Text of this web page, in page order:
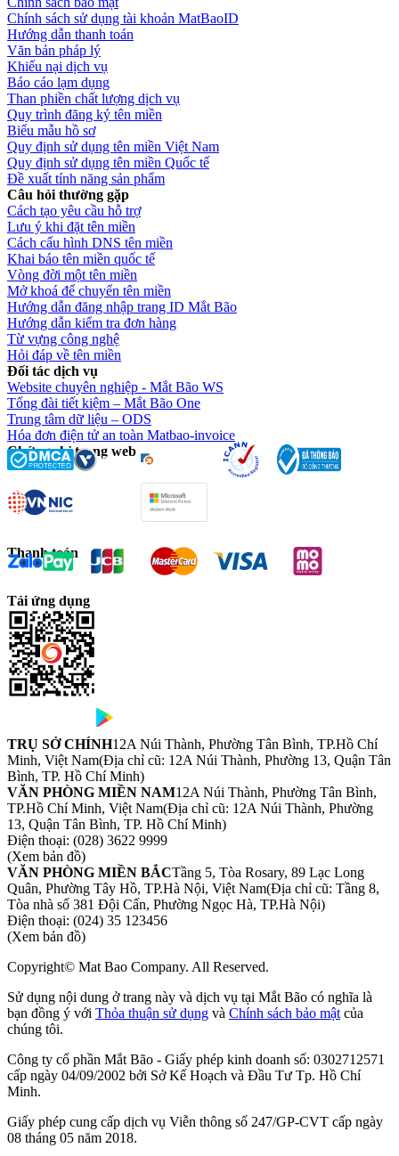
Chính sách sử dụng tài khoản MatBaoID
Hướng dẫn thanh toán
Văn bản pháp lý
Khiếu nại dịch vụ
Báo cáo lạm dụng
Than phiền chất lượng dịch vụ
Quy trình đăng ký tên miền
Biểu mẫu hồ sơ
Quy định sử dụng tên miền Việt Nam
Quy định sử dụng tên miền Quốc tế
Đề xuất tính năng sản phẩm
Câu hỏi thường gặp
Cách tạo yêu cầu hỗ trợ
Lưu ý khi đặt tên miền
Cách cấu hình DNS tên miền
Khai báo tên miền quốc tế
Vòng đời một tên miền
Mở khoá để chuyển tên miền
Hướng dẫn đăng nhập trang ID Mắt Bão
Hướng dẫn kiểm tra đơn hàng
Từ vựng công nghệ
Hỏi đáp về tên miền
Đối tác dịch vụ
Website chuyên nghiệp - Mắt Bão WS
Tổng đài tiết kiệm – Mắt Bão One
Trung tâm dữ liệu – ODS
Hóa đơn điện tử an toàn Matbao-invoice
Chứng chỉ trang web
Thanh toán
Tải ứng dụng
TRỤ SỞ CHÍNH12A Núi Thành, Phường Tân Bình, TP.Hồ Chí
Minh, Việt Nam(Địa chỉ cũ: 12A Núi Thành, Phường 13, Quận Tân
Bình, TP. Hồ Chí Minh)
VĂN PHÒNG MIỀN NAM12A Núi Thành, Phường Tân Bình,
TP.Hồ Chí Minh, Việt Nam(Địa chỉ cũ: 12A Núi Thành, Phường
13, Quận Tân Bình, TP. Hồ Chí Minh)
Điện thoại: (028) 3622 9999
(Xem bản đồ)
VĂN PHÒNG MIỀN BẮCTầng 5, Tòa Rosary, 89 Lạc Long
Quân, Phường Tây Hồ, TP.Hà Nội, Việt Nam(Địa chỉ cũ: Tầng 8,
Tòa nhà số 381 Đội Cấn, Phường Ngọc Hà, TP.Hà Nội)
Điện thoại: (024) 35 123456
(Xem bản đồ)
Copyright© Mat Bao Company. All Reserved.
Sử dụng nội dung ở trang này và dịch vụ tại Mắt Bão có nghĩa là
bạn đồng ý với Thỏa thuận sử dụng và Chính sách bảo mật của
chúng tôi.
Công ty cổ phần Mắt Bão - Giấy phép kinh doanh số: 0302712571
cấp ngày 04/09/2002 bởi Sở Kế Hoạch và Đầu Tư Tp. Hồ Chí
Minh.
Giấy phép cung cấp dịch vụ Viễn thông số 247/GP-CVT cấp ngày
08 tháng 05 năm 2018.